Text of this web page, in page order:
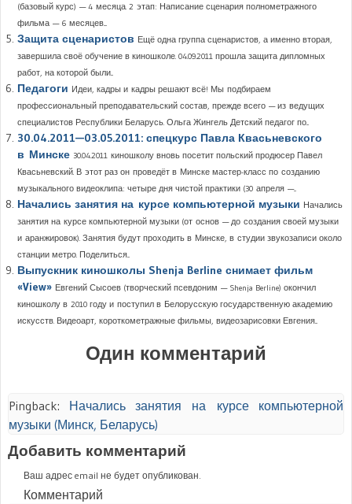
(базовый курс) — 4 месяца. 2 этап: Написание сценария полнометражного
фильма — 6 месяцев....
Защита сценаристов Ещё одна группа сценаристов, а именно вторая,
завершила своё обучение в киношколе. 04.09.2011 прошла защита дипломных
работ, на которой были...
Педагоги Идеи, кадры и кадры решают всё! Мы подбираем
профессиональный преподавательский состав, прежде всего — из ведущих
специалистов Республики Беларусь. Ольга Жингель Детский педагог по...
30.04.2011—03.05.2011: спецкурс Павла Квасьневского
в Минске 30.04.2011 киношколу вновь посетит польский продюсер Павел
Квасьневский. В этот раз он проведёт в Минске мастер-класс по созданию
музыкального видеоклипа: четыре дня чистой практики (30 апреля —...
Начались занятия на курсе компьютерной музыки Начались
занятия на курсе компьютерной музыки (от основ — до создания своей музыки
и аранжировок). Занятия будут проходить в Минске, в студии звукозаписи около
станции метро. Поделиться...
Выпускник киношколы Shenja Berline снимает фильм
«View» Евгений Сысоев (творческий псевдоним — Shenja Berline) окончил
киношколу в 2010 году и поступил в Белорусскую государственную академию
искусств. Видеоарт, короткометражные фильмы, видеозарисовки Евгения...
Один комментарий
Pingback: Начались занятия на курсе компьютерной
музыки (Минск, Беларусь)
Добавить комментарий
Ваш адрес email не будет опубликован.
Комментарий